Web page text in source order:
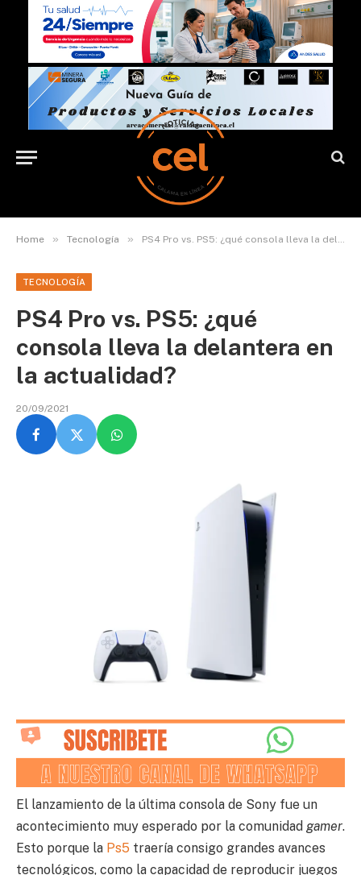
Home » Tecnología » PS4 Pro vs. PS5: ¿qué consola lleva la delantera en la actualidad?
TECNOLOGÍA
PS4 Pro vs. PS5: ¿qué
consola lleva la delantera en
la actualidad?
20/09/2021
El lanzamiento de la última consola de Sony fue un
acontecimiento muy esperado por la comunidad gamer.
Esto porque la Ps5 traería consigo grandes avances
tecnológicos, como la capacidad de reproducir juegos